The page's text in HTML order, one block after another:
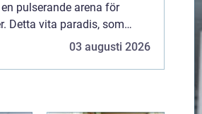
pulserande arena för
Detta vita paradis, som
i alla åldrar, är i ...
03 augusti 2026